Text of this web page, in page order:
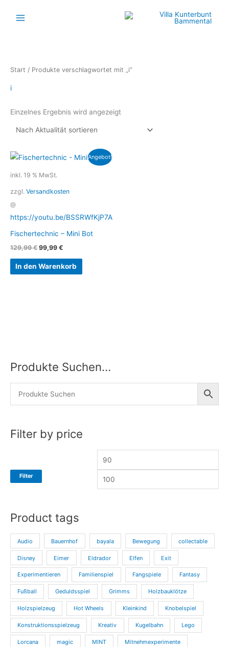
Inhalt
Start / Produkte verschlagwortet mit „i“
i
Einzelnes Ergebnis wird angezeigt
Angebot!
inkl. 19 % MwSt.
zzgl. Versandkosten
@
https://youtu.be/BSSRWfKjP7A
Fischertechnic – Mini Bot
129,99€
Ursprünglicher
Preis
war:
129,99 €
99,99 €
Aktueller
In den Warenkorb
Produkte Suchen…
Filter by price
M
.
e
.
e
Filter
Product tags
Audio Bauernhof bayala Bewegung collectable
Disney Eimer Eldrador Elfen Exit
Experimentieren Familienspiel Fangspiele Fantasy
Fußball Geduldsspiel Grimms Holzbauklötze
Holzspielzeug Hot Wheels Kleinkind Knobelspiel
Konstruktionsspielzeug Kreativ Kugelbahn Lego
Lorcana magic MINT Mitnehmexperimente